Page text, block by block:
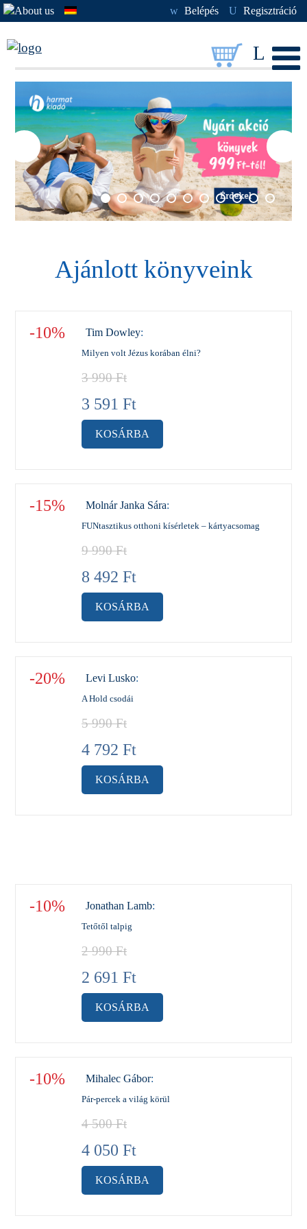
w Belépés U Regisztráció
L
Ajánlott könyveink
-10% Tim Dowley:
Milyen volt Jézus korában élni?
3 990Ft
3 591 Ft
KOSÁRBA
-15% Molnár Janka Sára:
FUNtasztikus otthoni kísérletek – kártyacsomag
9 990Ft
8 492 Ft
KOSÁRBA
-20% Levi Lusko:
A Hold csodái
5 990Ft
4 792 Ft
KOSÁRBA
-10% Jonathan Lamb:
Tetőtől talpig
2 990Ft
2 691 Ft
KOSÁRBA
-10% Mihalec Gábor:
Pár-percek a világ körül
4 500Ft
4 050 Ft
KOSÁRBA